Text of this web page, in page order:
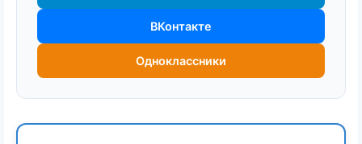
ВКонтакте
Одноклассники